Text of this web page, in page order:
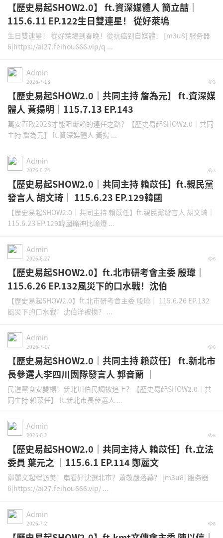
【歷史易起SHOW2.0】 ft.資深媒體人 簡立喆｜
115.6.11 EP.122生日雙連星！ 從好萊塢
生日雙連星！ 從好萊塢到春晚！從抗癌到自媒體！ [m3u8] 服务器
6|https://ai27.feihou666.vip/q ...
Admin
2026-7-13 3
【歷史易起SHOW2.0｜共同主持 詹為元】 ft.資深媒
體人 黃揚明｜115.7.13 EP.143
萬安直取2028才能阻斷賴的連任之路？【歷史易起SHOW2.0｜共同
主持 詹為元】 ft.資深媒體人 黃揚 ...
Admin
2026-6-24 3
【歷史易起SHOW2.0｜共同主持 賴苡任】ft.親民黨
發言人 胡文琦｜ 115.6.23 EP.129韓國
【歷史易起SHOW2.0｜共同主持 賴苡任】ft.親民黨發言人 胡文琦｜
115.6.23 EP.129韓國瑜神比喻爆 ...
Admin
2026-6-27 6
【歷史易起SHOW2.0】ft.北市研考會主委 殷瑋｜
115.6.26 EP.132風災下的口水戰！沈伯
【歷史易起SHOW2.0】ft.北市研考會主委 殷瑋｜ 115.6.26 EP.132
風災下的口水戰！沈伯洋被換？ ...
Admin
2026-7-17 6
【歷史易起SHOW2.0｜共同主持 賴苡任】 ft.新北市
長參選人李四川團隊發言人 郭音蘭 ｜
民進黨食安雙標！新北川伯民調被追上？【歷史易起SHOW2.0｜共
同主持 賴苡任】 ft.新北市長參選人 ...
Admin
2026-6-2 8
【歷史易起SHOW2.0｜共同主持人 賴苡任】ft.立法
委員 葉元之 ｜115.6.1 EP.114 鄭麗文
鄭麗文起程訪美！扁看好沈選北市？蕭敬嚴落幕？ [m3u8] 服务器
6|https://ai27.feihou666.vip/ ...
Admin
2026-7-2 8